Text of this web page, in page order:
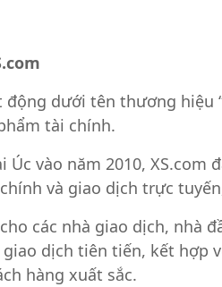
động dưới tên thương hiệu
tài chính.
Úc vào năm 2010,
và giao dịch trực
các nhà giao dịch,
giao dịch tiên tiến, kết hợp
hàng xuất sắc.